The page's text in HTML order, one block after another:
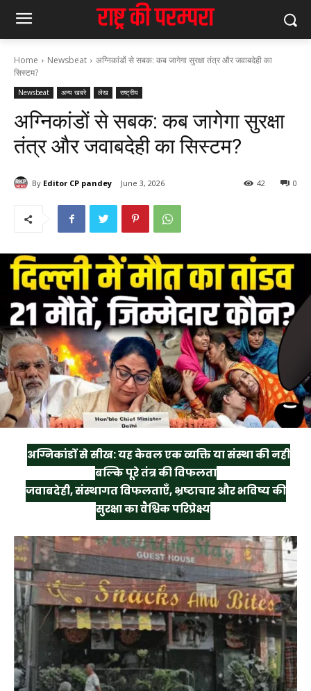
Home Newsbeat
अग्निकांडों से सबक: कब जागेगा सुरक्षा तंत्र और जवाबदेही का
सिस्टम?
Newsbeat अन्य खबरे लेख राष्ट्रीय
अग्निकांडों से सबक: कब जागेगा सुरक्षा
तंत्र और जवाबदेही का सिस्टम?
By Editor CP pandey June 3, 2026 0
42
अग्निकांडों से सीख: यह केवल एक व्यक्ति या संस्था की नहीं
बल्कि पूरे तंत्र की विफलता
जवाबदेही, संस्थागत विफलताएँ, भ्रष्टाचार और भविष्य की
सुरक्षा का वैश्विक परिप्रेक्ष्य